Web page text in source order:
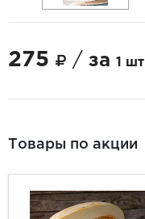
275 / за 1 шт
Товары по акции